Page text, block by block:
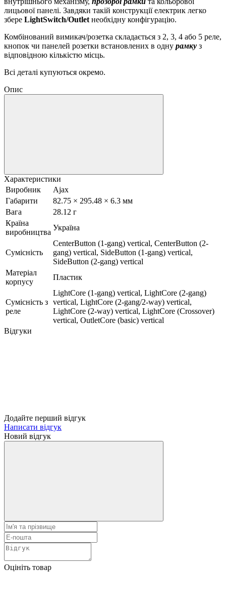
лицьової панелі. Завдяки такій конструкції електрик легко
збере LightSwitch/Outlet необхідну конфігурацію.
Комбінований вимикач/розетка складається з 2, 3, 4 або 5 реле,
кнопок чи панелей розетки встановлених в одну рамку з
відповідною кількістю місць.
Всі деталі купуються окремо.
Опис
Характеристики
Виробник
Ajax
Габарити
82.75 × 295.48 × 6.3 мм
Вага
28.12 г
Країна
виробництва
Україна
Сумісність
CenterButton (1-gang) vertical, CenterButton (2-
gang) vertical, SideButton (1-gang) vertical,
SideButton (2-gang) vertical
Матеріал
корпусу
Пластик
Сумісність з
реле
LightCore (1-gang) vertical, LightCore (2-gang)
vertical, LightCore (2-gang/2-way) vertical,
LightCore (2-way) vertical, LightCore (Crossover)
vertical, OutletCore (basic) vertical
Відгуки
Додайте перший відгук
Написати відгук
Новий відгук
Оцініть товар